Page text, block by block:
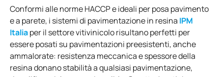
Conformi alle norme HACCP e ideali per posa pavimento
e a parete, i sistemi di pavimentazione in resina IPM
Italiaper il settore vitivinicolo risultano perfetti per
essere posati su pavimentazioni preesistenti, anche
ammalorate: resistenza meccanica e spessore della
resina donano stabilità a qualsiasi pavimentazione,